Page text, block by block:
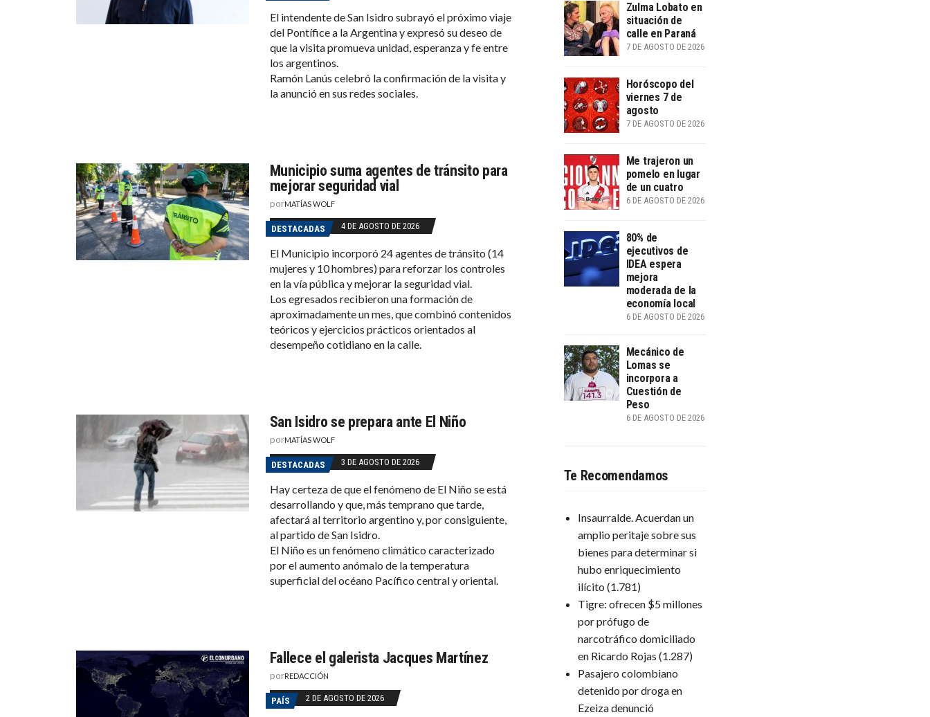
El intendente de San Isidro subrayó el próximo viaje
del Pontífice a la Argentina y expresó su deseo de
que la visita promueva unidad, esperanza y fe entre
los argentinos.
Ramón Lanús celebró la confirmación de la visita y
la anunció en sus redes sociales.
Municipio suma agentes de tránsito para
mejorar seguridad vial
porMATÍAS WOLF
DESTACADAS 4 DE AGOSTO DE 2026
El Municipio incorporó 24 agentes de tránsito (14
mujeres y 10 hombres) para reforzar los controles
en la vía pública y mejorar la seguridad vial.
Los egresados recibieron una formación de
aproximadamente un mes, que combinó contenidos
teóricos y ejercicios prácticos orientados al
desempeño cotidiano en la calle.
San Isidro se prepara ante El Niño
porMATÍAS WOLF
DESTACADAS 3 DE AGOSTO DE 2026
Hay certeza de que el fenómeno de El Niño se está
desarrollando y que, más temprano que tarde,
afectará al territorio argentino y, por consiguiente,
al partido de San Isidro.
El Niño es un fenómeno climático caracterizado
por el aumento anómalo de la temperatura
superficial del océano Pacífico central y oriental.
Fallece el galerista Jacques Martínez
porREDACCIÓN
PAÍS 2 DE AGOSTO DE 2026
Zulma Lobato en
situación de
calle en Paraná
7 DE AGOSTO DE 2026
Horóscopo del
viernes 7 de
agosto
7 DE AGOSTO DE 2026
Me trajeron un
pomelo en lugar
de un cuatro
6 DE AGOSTO DE 2026
80% de
ejecutivos de
IDEA espera
mejora
moderada de la
economía local
6 DE AGOSTO DE 2026
Mecánico de
Lomas se
incorpora a
Cuestión de
Peso
6 DE AGOSTO DE 2026
Te Recomendamos
Insaurralde. Acuerdan un
amplio peritaje sobre sus
bienes para determinar si
hubo enriquecimiento
ilícito (1.781)
Tigre: ofrecen $5 millones
por prófugo de
narcotráfico domiciliado
en Ricardo Rojas (1.287)
Pasajero colombiano
detenido por droga en
Ezeiza denunció